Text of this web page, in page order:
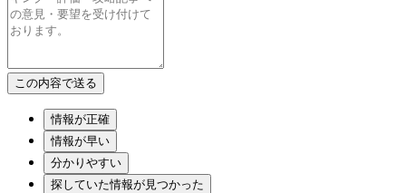
情報が正確
情報が早い
分かりやすい
探していた情報が見つかった